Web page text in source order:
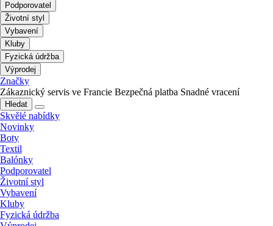
Podporovatel
Životní styl
Vybavení
Kluby
Fyzická údržba
Výprodej
Značky
Zákaznický servis ve Francie Bezpečná platba Snadné vracení
Hledat
Skvělé nabídky
Novinky
Boty
Textil
Balónky
Podporovatel
Životní styl
Vybavení
Kluby
Fyzická údržba